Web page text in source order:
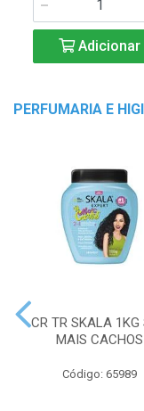
Adicionar
PERFUMARIA E
CR TR SKALA 1KG
MAIS CACHOS
Código: 65989